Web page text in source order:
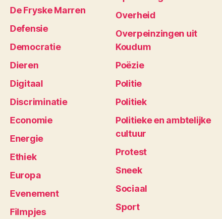
De Fryske Marren
Defensie
Democratie
Dieren
Digitaal
Discriminatie
Economie
Energie
Ethiek
Europa
Evenement
Filmpjes
Overheid
Overpeinzingen uit
Koudum
Poëzie
Politie
Politiek
Politieke en ambtelijke
cultuur
Protest
Sneek
Sociaal
Sport